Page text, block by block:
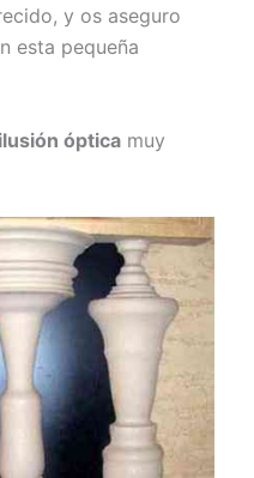
y os aseguro
esta pequeña
óptica muy